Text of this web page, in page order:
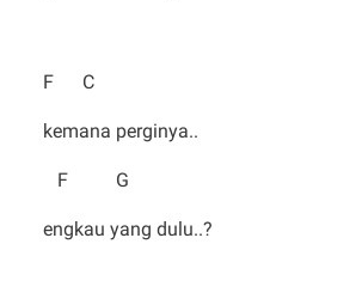
F C
kemana perginya..
F G
engkau yang dulu..?